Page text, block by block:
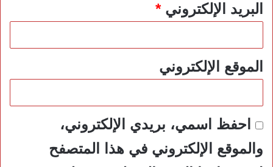
البريد الإلكتروني*
الموقع الإلكتروني
احفظ اسمي، بريدي الإلكتروني،
والموقع الإلكتروني في هذا المتصفح